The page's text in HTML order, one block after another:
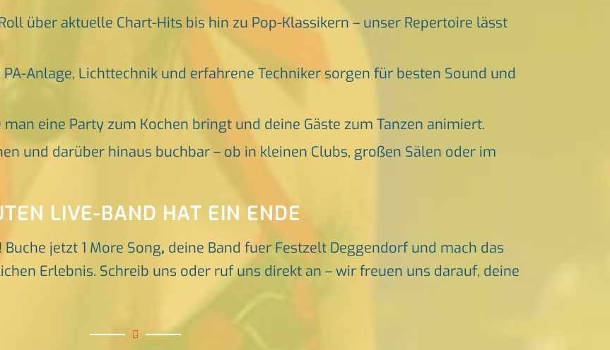
über aktuelle Chart-Hits bis hin zu Pop-Klassikern – unser Repertoire lässt
Anlage, Lichttechnik und erfahrene Techniker sorgen für besten Sound und
man eine Party zum Kochen bringt und deine Gäste zum Tanzen animiert.
und darüber hinaus buchbar – ob in kleinen Clubs, großen Sälen oder im
LIVE-BAND HAT EIN ENDE
jetzt 1 More Song, deine Band fuer Festzelt Deggendorf und mach das
Erlebnis. Schreib uns oder ruf uns direkt an – wir freuen uns darauf, deine